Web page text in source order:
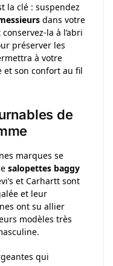
la clé : suspendez
dans votre
la à l’abri
préserver les
à votre
et son confort au fil
de
marques se
salopettes baggy
et Carhartt sont
et leur
ont su allier
modèles très
qui